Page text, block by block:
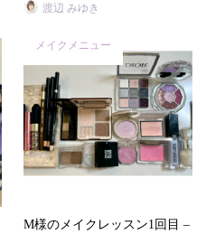
渡辺 みゆき
メイクメニュー
M様のメイクレッスン1回目 –